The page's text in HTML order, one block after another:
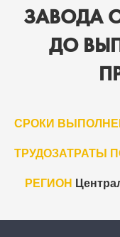
ЗАВОДА
ДО
СРОКИ
ТРУДОЗАТРАТЫ
РЕГИОН